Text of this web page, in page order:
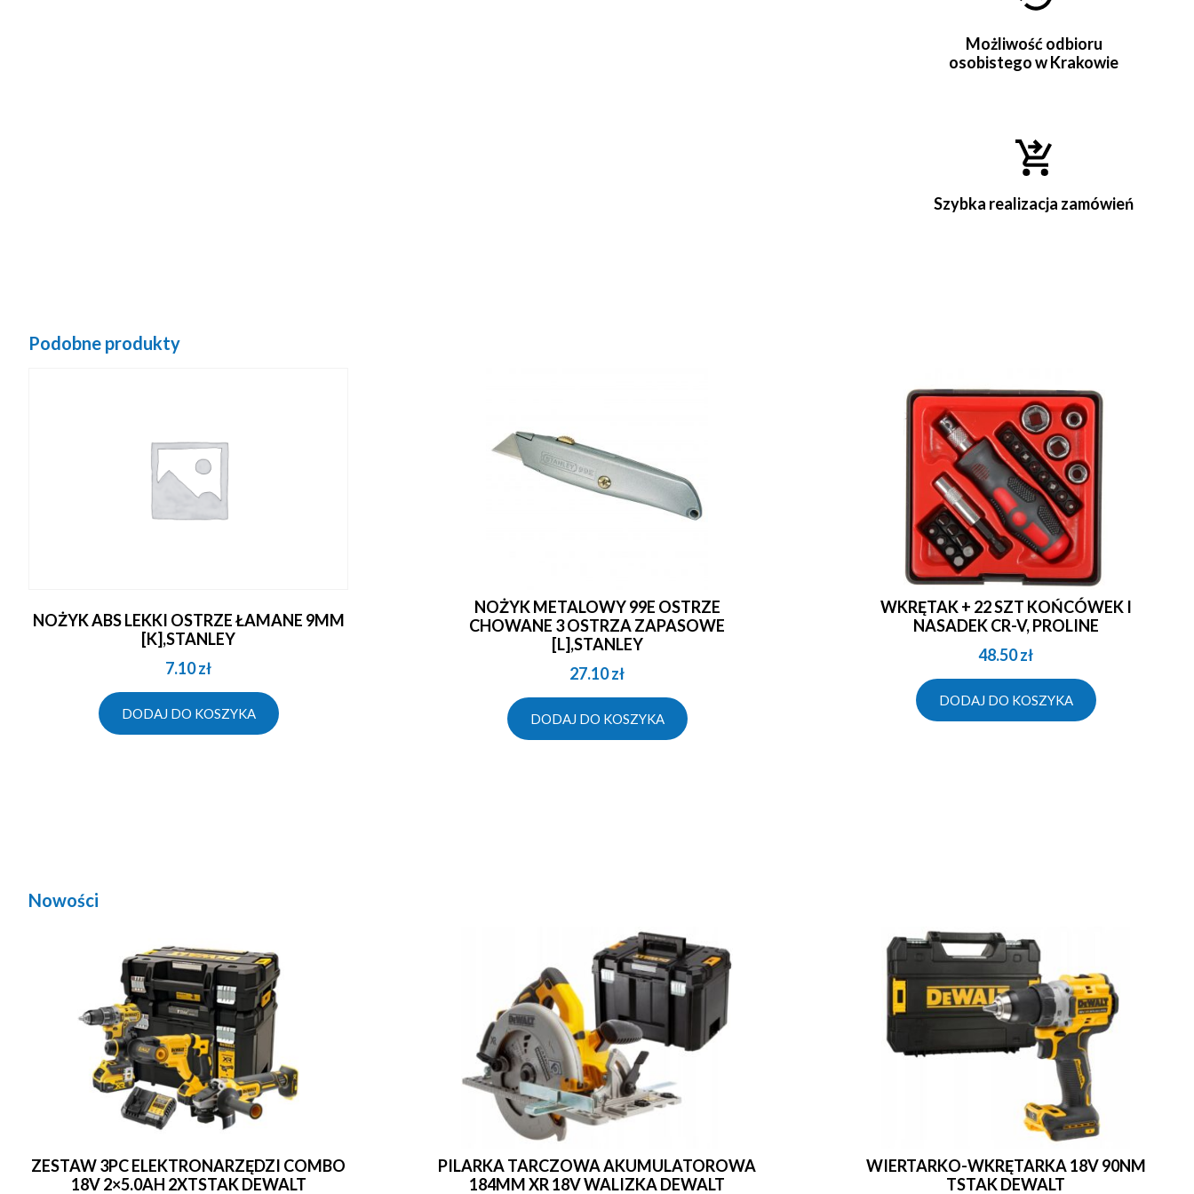
Możliwość odbioru
osobistego w Krakowie
Szybka realizacja zamówień
Podobne produkty
NOŻYK ABS LEKKI OSTRZE ŁAMANE 9MM
[K],STANLEY
7.10zł
DODAJ DO KOSZYKA
NOŻYK METALOWY 99E OSTRZE
CHOWANE 3 OSTRZA ZAPASOWE
[L],STANLEY
27.10zł
DODAJ DO KOSZYKA
WKRĘTAK + 22 SZT KOŃCÓWEK I
NASADEK CR-V, PROLINE
48.50zł
DODAJ DO KOSZYKA
Nowości
ZESTAW 3PC ELEKTRONARZĘDZI COMBO
18V 2×5.0AH 2XTSTAK DEWALT
PILARKA TARCZOWA AKUMULATOROWA
184MM XR 18V WALIZKA DEWALT
WIERTARKO-WKRĘTARKA 18V 90NM
TSTAK DEWALT